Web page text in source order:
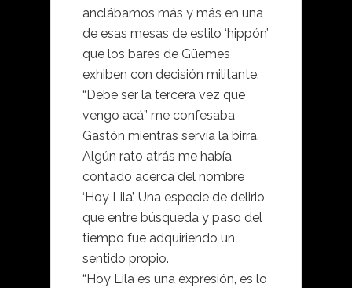
anclábamos más y más en una
de esas mesas de estilo ‘hippón’
que los bares de Güemes
exhiben con decisión militante.
“Debe ser la tercera vez que
vengo acá” me confesaba
Gastón mientras servía la birra.
Algún rato atrás me había
contado acerca del nombre
‘Hoy Lila’. Una especie de delirio
que entre búsqueda y paso del
tiempo fue adquiriendo un
sentido propio.
“Hoy Lila es una expresión, es lo